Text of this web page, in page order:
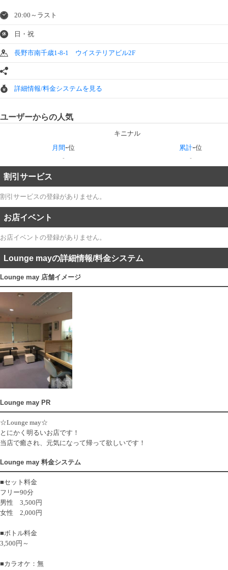
20:00～ラスト
休 日・祝
長野市南千歳1-8-1 ウイステリアビル2F
詳細情報/料金システムを見る
ユーザーからの人気
キニナル
月間-位
-
累計-位
-
割引サービス
割引サービスの登録がありません。
お店イベント
お店イベントの登録がありません。
Lounge mayの詳細情報/料金システム
Lounge may 店舗イメージ
Lounge may PR
☆Lounge may☆
とにかく明るいお店です！
当店で癒され、元気になって帰って欲しいです！
Lounge may 料金システム
■セット料金
フリー90分
男性 3,500円
女性 2,000円
■ボトル料金
3,500円～
■カラオケ：無